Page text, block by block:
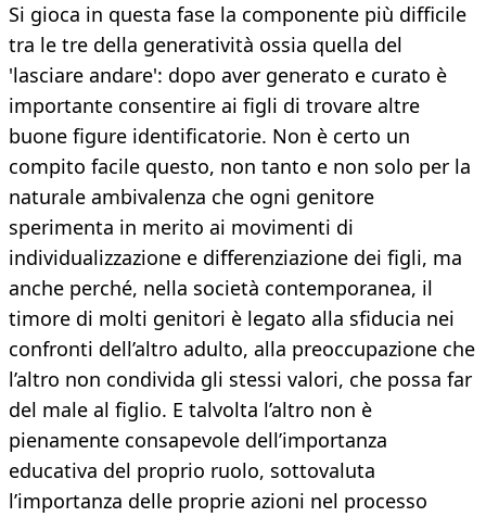
Si gioca in questa fase la componente più difficile
tra le tre della generatività ossia quella del
'lasciare andare': dopo aver generato e curato è
importante consentire ai figli di trovare altre
buone figure identificatorie. Non è certo un
compito facile questo, non tanto e non solo per la
naturale ambivalenza che ogni genitore
sperimenta in merito ai movimenti di
individualizzazione e differenziazione dei figli, ma
anche perché, nella società contemporanea, il
timore di molti genitori è legato alla sfiducia nei
confronti dell’altro adulto, alla preoccupazione che
l’altro non condivida gli stessi valori, che possa far
del male al figlio. E talvolta l’altro non è
pienamente consapevole dell’importanza
educativa del proprio ruolo, sottovaluta
l’importanza delle proprie azioni nel processo